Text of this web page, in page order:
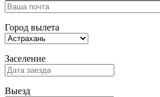
Город вылета
Заселение
Выезд